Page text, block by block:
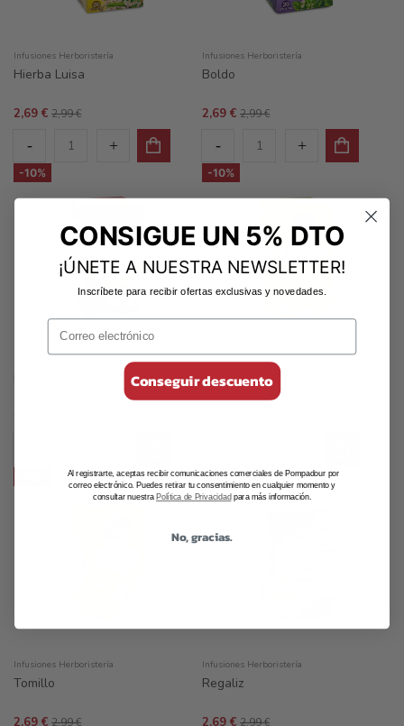
Infusiones Herboristería
Hierba Luisa
2,69 € 2,99 €
Infusiones Herboristería
Boldo
2,69 € 2,99 €
-10%
Escaramujo con Hibisco
2,69 €
-10%
Infusiones Herboristería
Hinojo
Infusiones Herboristería
Tomillo
2,69 € 2,99 €
-10%
Infusiones Herboristería
Regaliz
2,69 € 2,99 €
CONSIGUE UN 5% DTO
¡ÚNETE A NUESTRA NEWSLETTER!
Inscríbete para recibir ofertas exclusivas y novedades.
Conseguir descuento
Al registrarte, aceptas recibir comunicaciones comerciales de Pompadour por
correo electrónico. Puedes retirar tu consentimiento en cualquier momento y
consultar nuestra Política de Privacidad para más información.
No, gracias.